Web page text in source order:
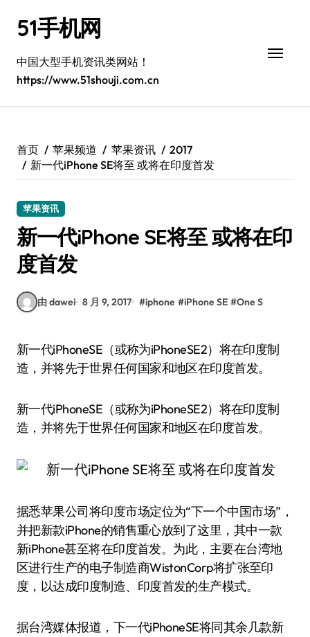
51手机网
中国大型手机资讯类网站！
https://www.51shouji.com.cn
首页 苹果频道 苹果资讯
2017
新一代iPhone SE将至 或将在印度首发
苹果资讯
新一代iPhone SE将至 或将在印
度首发
由 dawei 8 月 9, 2017 #iphone #iPhone SE #One S
新一代iPhoneSE（或称为iPhoneSE2）将在印度制
造，并将先于世界任何国家和地区在印度首发。
新一代iPhoneSE（或称为iPhoneSE2）将在印度制
造，并将先于世界任何国家和地区在印度首发。
据悉苹果公司将印度市场定位为“下一个中国市场”，
并把新款iPhone的销售重心放到了这里，其中一款
新iPhone甚至将在印度首发。为此，主要在台湾地
区进行生产的电子制造商WistonCorp将扩张至印
度，以达成印度制造、印度首发的生产模式。
据台湾媒体报道，下一代iPhoneSE将同其余几款新